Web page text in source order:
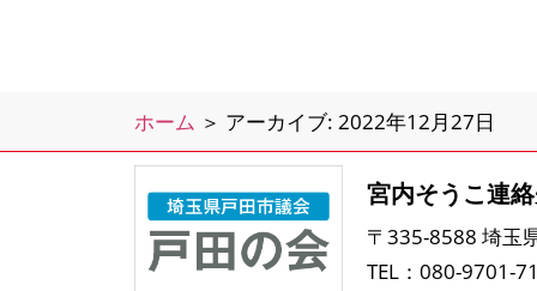
ホーム ＞ アーカイブ: 2022年12月27日
宮内そうこ連
〒335-8588 埼玉
TEL：080-9701-